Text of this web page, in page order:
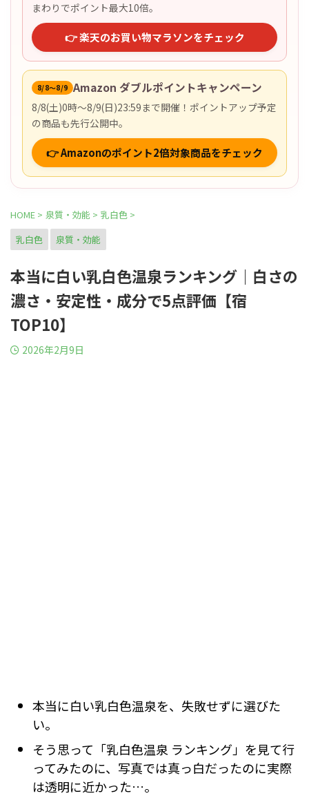
まわりでポイント最大10倍。
👉 楽天のお買い物マラソンをチェック
8/8〜8/9 Amazon ダブルポイントキャンペーン
8/8(土)0時〜8/9(日)23:59まで開催！ポイントアップ予定
の商品も先行公開中。
👉 Amazonのポイント2倍対象商品をチェック
HOME > 泉質・効能 > 乳白色 >
乳白色
泉質・効能
本当に白い乳白色温泉ランキング｜白さの
濃さ・安定性・成分で5点評価【宿
TOP10】
2026年2月9日
本当に白い乳白色温泉を、失敗せずに選びた
い。
そう思って「乳白色温泉 ランキング」を見て行
ってみたのに、写真では真っ白だったのに実際
は透明に近かった…。